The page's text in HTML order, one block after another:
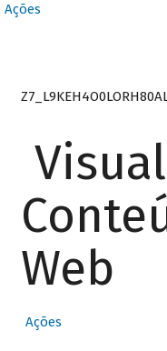
Ações
Web
Ações